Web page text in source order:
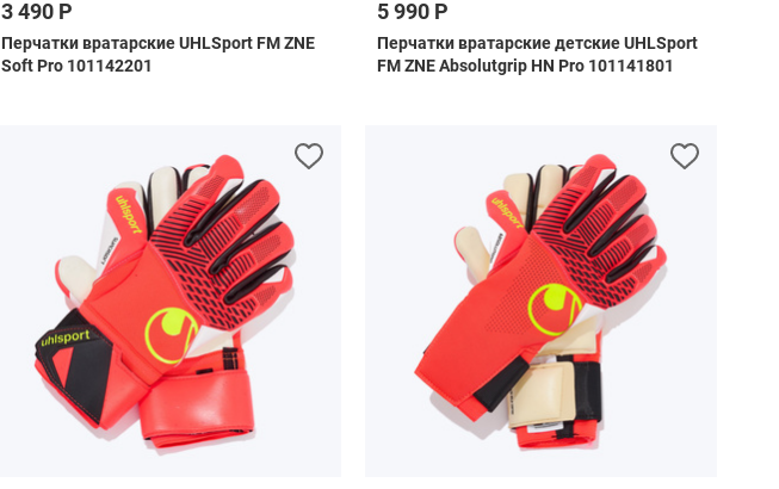
3 490 Р
Перчатки вратарские UHLSport FM ZNE
Soft Pro 101142201
5 990 Р
Перчатки вратарские детские UHLSport
FM ZNE Absolutgrip HN Pro 101141801